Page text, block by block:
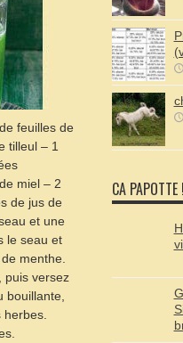
feuilles de
tilleul – 1
miel – 2
de jus de
et une
le seau et
menthe.
puis versez
bouillante,
CA PAPOTTE !